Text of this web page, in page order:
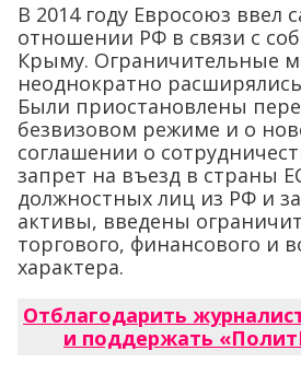
В 2014 году Евросоюз ввел
отношении РФ в связи с
Крыму. Ограничительные
неоднократно
Были приостановлены
безвизовом режиме и о
соглашении о
запрет на въезд в страны
должностных лиц из РФ и
активы, введены
торгового, финансового и
характера.
Отблагодарить
и поддержать